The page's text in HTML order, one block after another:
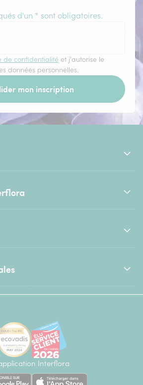
d'un * sont obligatoires.
de confidentialité et j'autorise le
données personnelles.
mon inscription
Interflora